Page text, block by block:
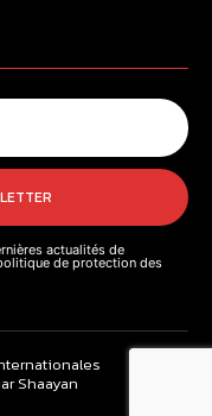
actualités de
de protection des
Shaayan